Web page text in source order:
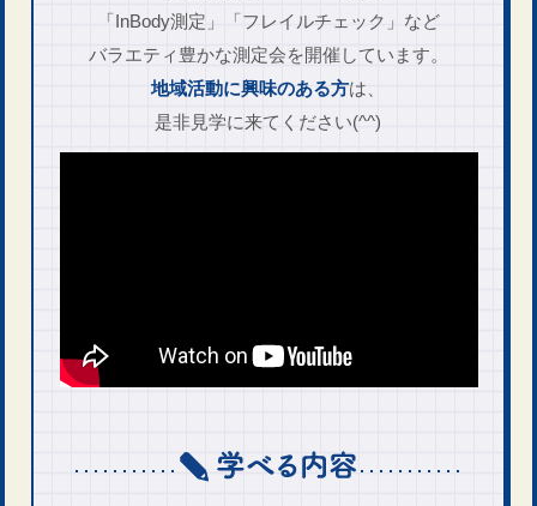
「InBody測定」「フレイルチェック」 など
バラエティ豊かな測定会を開催しています。
地域活動に興味のある方は、
是非見学に来てください(^^)